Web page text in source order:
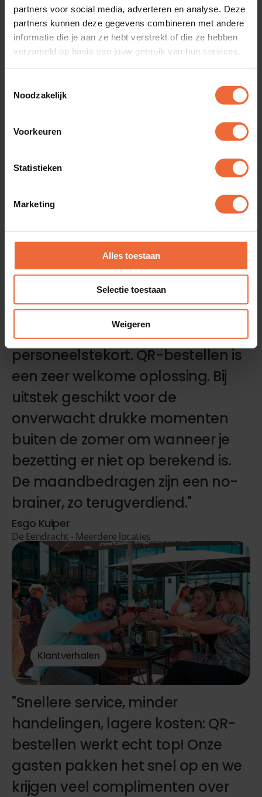
partners voor social media, adverteren en analyse. Deze
partners kunnen deze gegevens combineren met andere
informatie die je aan ze hebt verstrekt of die ze hebben
verzameld op basis van jouw gebruik van hun services.
Noodzakelijk
Voorkeuren
Statistieken
Marketing
Alles toestaan
Selectie toestaan
Weigeren
Succesverhalen
Klantverhalen
"Een flink deel van de horeca
worstelt met een
personeelstekort. QR-bestellen is
een zeer welkome oplossing. Bij
uitstek geschikt voor de
onverwacht drukke momenten
buiten de zomer om wanneer je
bezetting er niet op berekend is.
De maandbedragen zijn een no-
brainer, zo terugverdiend."
Esgo Kuiper
De Eendracht - Meerdere locaties
Klantverhalen
"Snellere service, minder
handelingen, lagere kosten: QR-
bestellen werkt echt top! Onze
gasten pakken het snel op en we
krijgen veel complimenten over